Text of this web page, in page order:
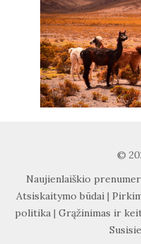
©
Naujienlaiškio
Atsiskaitymo būdai|
politika| Grąžinimas ir